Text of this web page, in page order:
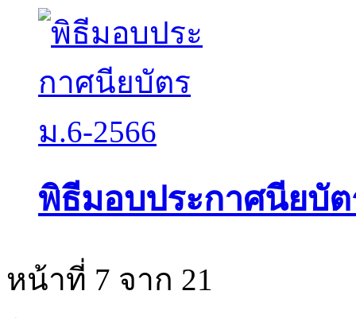
พิธีมอบประกาศนียบัต
หน้าที่ 7 จาก 21